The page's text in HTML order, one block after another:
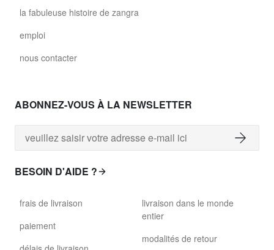
la fabuleuse histoire de zangra
emploi
nous contacter
ABONNEZ-VOUS À LA NEWSLETTER
BESOIN D'AIDE ?
frais de livraison
paiement
livraison dans le monde
entier
modalités de retour